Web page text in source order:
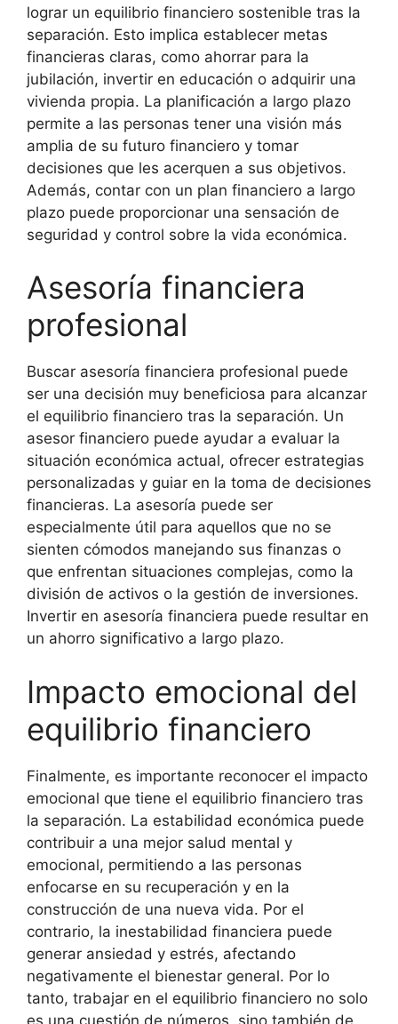
lograr un equilibrio financiero sostenible tras la
separación. Esto implica establecer metas
financieras claras, como ahorrar para la
jubilación, invertir en educación o adquirir una
vivienda propia. La planificación a largo plazo
permite a las personas tener una visión más
amplia de su futuro financiero y tomar
decisiones que les acerquen a sus objetivos.
Además, contar con un plan financiero a largo
plazo puede proporcionar una sensación de
seguridad y control sobre la vida económica.
Asesoría financiera
profesional
Buscar asesoría financiera profesional puede
ser una decisión muy beneficiosa para alcanzar
el equilibrio financiero tras la separación. Un
asesor financiero puede ayudar a evaluar la
situación económica actual, ofrecer estrategias
personalizadas y guiar en la toma de decisiones
financieras. La asesoría puede ser
especialmente útil para aquellos que no se
sienten cómodos manejando sus finanzas o
que enfrentan situaciones complejas, como la
división de activos o la gestión de inversiones.
Invertir en asesoría financiera puede resultar en
un ahorro significativo a largo plazo.
Impacto emocional del
equilibrio financiero
Finalmente, es importante reconocer el impacto
emocional que tiene el equilibrio financiero tras
la separación. La estabilidad económica puede
contribuir a una mejor salud mental y
emocional, permitiendo a las personas
enfocarse en su recuperación y en la
construcción de una nueva vida. Por el
contrario, la inestabilidad financiera puede
generar ansiedad y estrés, afectando
negativamente el bienestar general. Por lo
tanto, trabajar en el equilibrio financiero no solo
es una cuestión de números, sino también de